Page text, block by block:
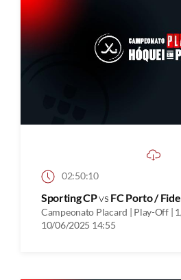
02:50:10
Sporting CPvs FC Porto /
Campeonato Placard | Play-Off |
10/06/2025 14:55